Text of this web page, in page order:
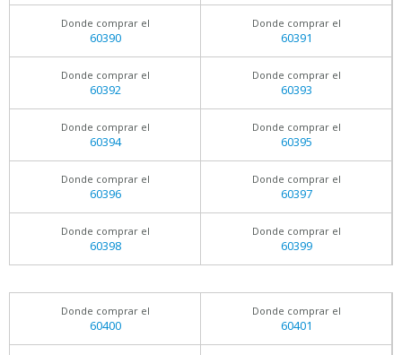
Donde comprar el
60390
Donde comprar el
60391
Donde comprar el
60392
Donde comprar el
60393
Donde comprar el
60394
Donde comprar el
60395
Donde comprar el
60396
Donde comprar el
60397
Donde comprar el
60398
Donde comprar el
60399
Donde comprar el
60400
Donde comprar el
60401